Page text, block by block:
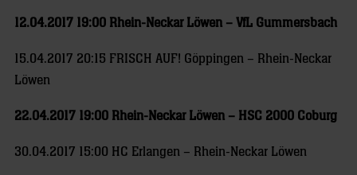
12.04.2017 19:00 Rhein-Neckar Löwen – VfL Gummersbach
15.04.2017 20:15 FRISCH AUF! Göppingen – Rhein-Neckar
Löwen
22.04.2017 19:00 Rhein-Neckar Löwen – HSC 2000 Coburg
30.04.2017 15:00 HC Erlangen – Rhein-Neckar Löwen